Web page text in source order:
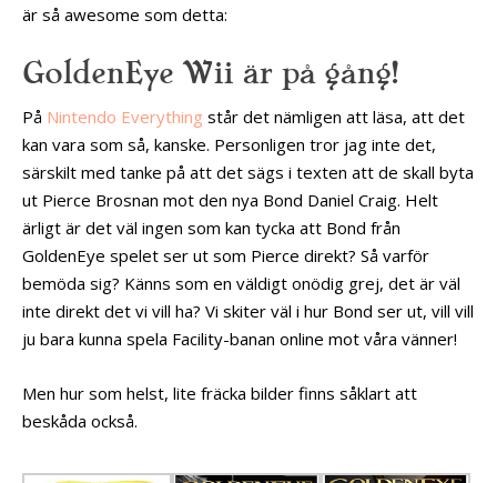
är så awesome som detta:
GoldenEye Wii är på gång!
På Nintendo Everything står det nämligen att läsa, att det
kan vara som så, kanske. Personligen tror jag inte det,
särskilt med tanke på att det sägs i texten att de skall byta
ut Pierce Brosnan mot den nya Bond Daniel Craig. Helt
ärligt är det väl ingen som kan tycka att Bond från
GoldenEye spelet ser ut som Pierce direkt? Så varför
bemöda sig? Känns som en väldigt onödig grej, det är väl
inte direkt det vi vill ha? Vi skiter väl i hur Bond ser ut, vill vill
ju bara kunna spela Facility-banan online mot våra vänner!
Men hur som helst, lite fräcka bilder finns såklart att
beskåda också.